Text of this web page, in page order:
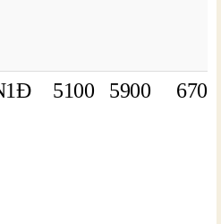
5100 5900 6700